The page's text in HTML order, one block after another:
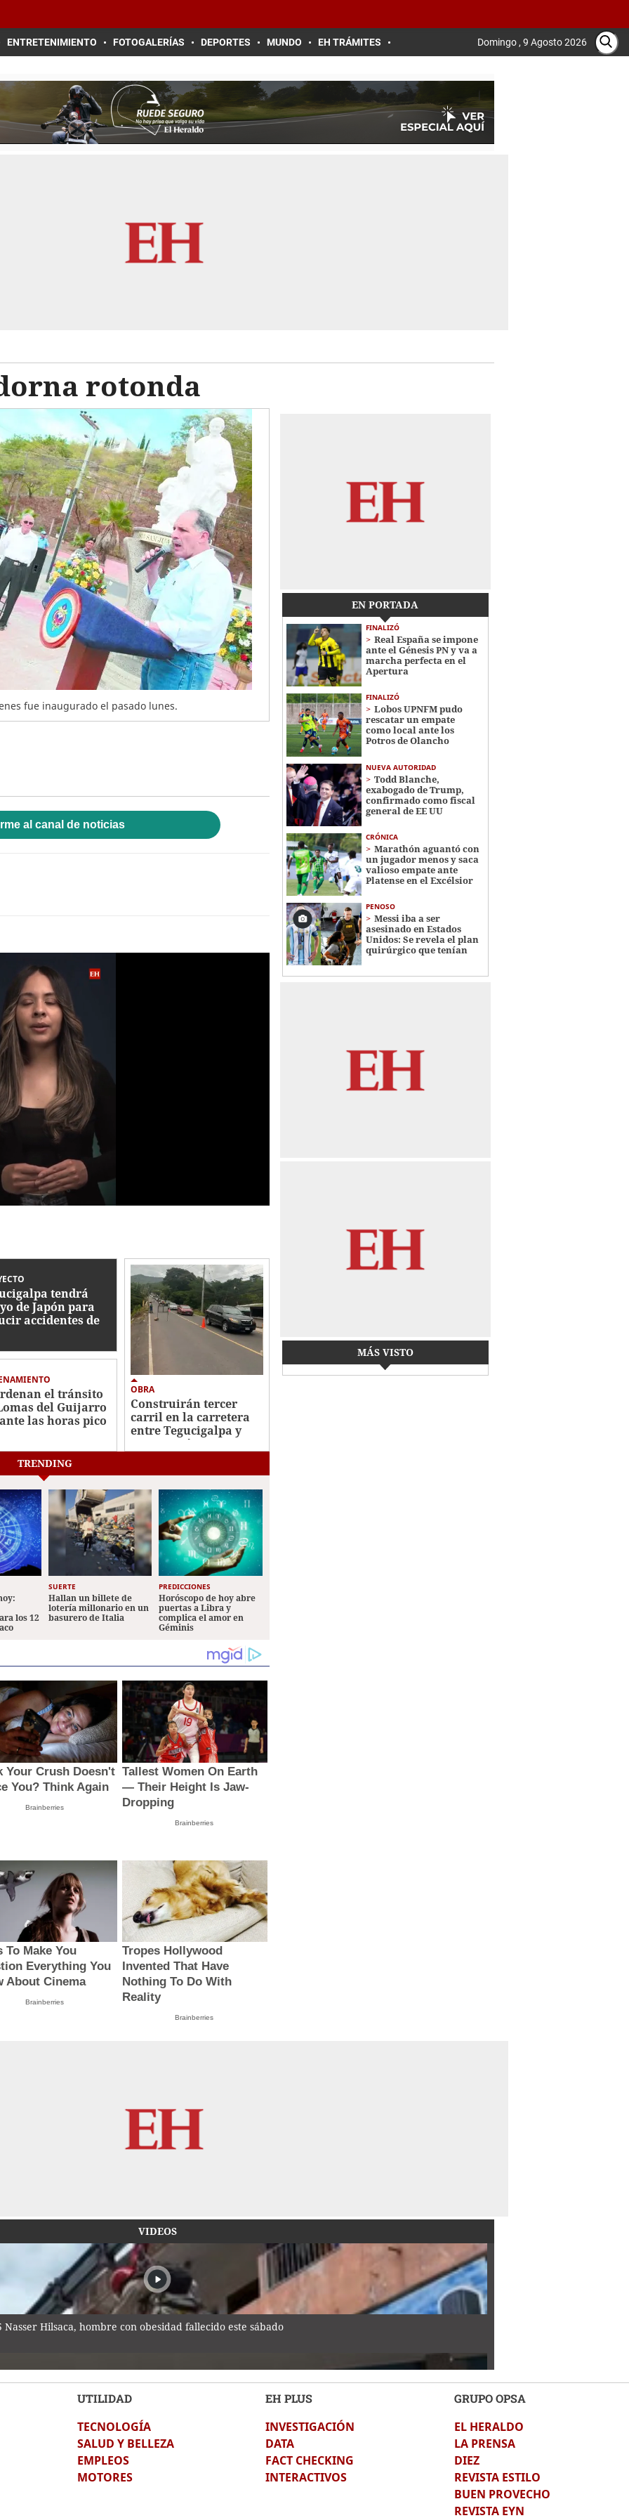
ENTRETENIMIENTO FOTOGALERÍAS DEPORTES MUNDO EH TRÁMITES Domingo , 9 Agosto 2026
rotonda
fue inaugurado el pasado lunes.
al canal de noticias
tendrá
de Japón para
accidentes de
el tránsito
del Guijarro
las horas pico
OBRA
Construirán tercer
carril en la carretera
entre Tegucigalpa y
Santa Lucía
EN PORTADA
FINALIZÓ
Real España se impone
ante el Génesis PN y va a
marcha perfecta en el
Apertura
FINALIZÓ
Lobos UPNFM pudo
rescatar un empate
como local ante los
Potros de Olancho
NUEVA AUTORIDAD
Todd Blanche,
exabogado de Trump,
confirmado como fiscal
general de EE UU
CRÓNICA
Marathón aguantó con
un jugador menos y saca
valioso empate ante
Platense en el Excélsior
PENOSO
Messi iba a ser
asesinado en Estados
Unidos: Se revela el plan
quirúrgico que tenían
MÁS VISTO
TRENDING
los 12
SUERTE
Hallan un billete de
lotería millonario en un
basurero de Italia
PREDICCIONES
Horóscopo de hoy abre
puertas a Libra y
complica el amor en
Géminis
Your Crush Doesn't
You? Think Again
Brainberries
Tallest Women On Earth
— Their Height Is Jaw-
Dropping
Brainberries
To Make You
Everything You
About Cinema
Brainberries
Tropes Hollywood
Invented That Have
Nothing To Do With
Reality
Brainberries
VIDEOS
Hilsaca, hombre con obesidad fallecido este sábado
Jorge Messi
UTILIDAD
TECNOLOGÍA
SALUD Y BELLEZA
EMPLEOS
MOTORES
EH PLUS
INVESTIGACIÓN
DATA
FACT CHECKING
INTERACTIVOS
GRUPO OPSA
EL HERALDO
LA PRENSA
DIEZ
REVISTA ESTILO
BUEN PROVECHO
REVISTA EYN